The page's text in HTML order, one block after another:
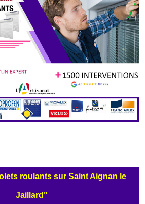
roulants sur Saint Aignan le
Jaillard"